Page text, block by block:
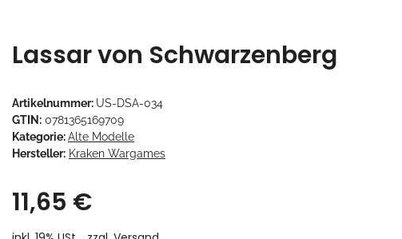
Lassar von Schwarzenberg
Artikelnummer: US-DSA-034
GTIN: 0781365169709
Kategorie:Alte Modelle
Hersteller: Kraken Wargames
11,65 €